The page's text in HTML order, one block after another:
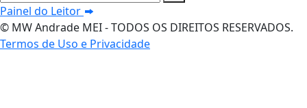
Painel do Leitor
© MW Andrade MEI - TODOS OS DIREITOS RESERVADOS.
Termos de Uso e Privacidade